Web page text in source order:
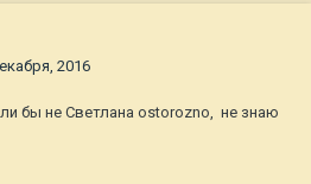
2016
бы не Светлана ostorozno, не знаю